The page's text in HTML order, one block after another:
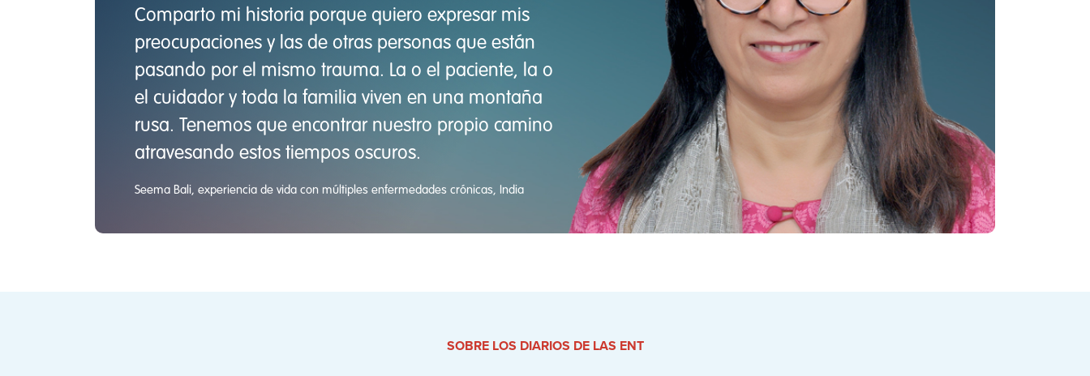
Comparto mi historia porque quiero expresar mis
preocupaciones y las de otras personas que están
pasando por el mismo trauma. La o el paciente, la o
el cuidador y toda la familia viven en una montaña
rusa. Tenemos que encontrar nuestro propio camino
atravesando estos tiempos oscuros.
Seema Bali, experiencia de vida con múltiples enfermedades crónicas, India
SOBRE LOS DIARIOS DE LAS ENT